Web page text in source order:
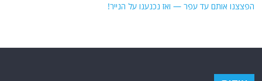
הפצצנו אותם עד עפר — ואז נכנענו על הנייר!